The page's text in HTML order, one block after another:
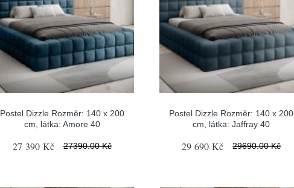
Postel Dizzle Rozměr: 140 x 200
cm, látka: Amore 40
27 390 Kč 27390.00 Kč
Postel Dizzle Rozměr: 140 x 200
cm, látka: Jaffray 40
29 690 Kč 29690.00 Kč